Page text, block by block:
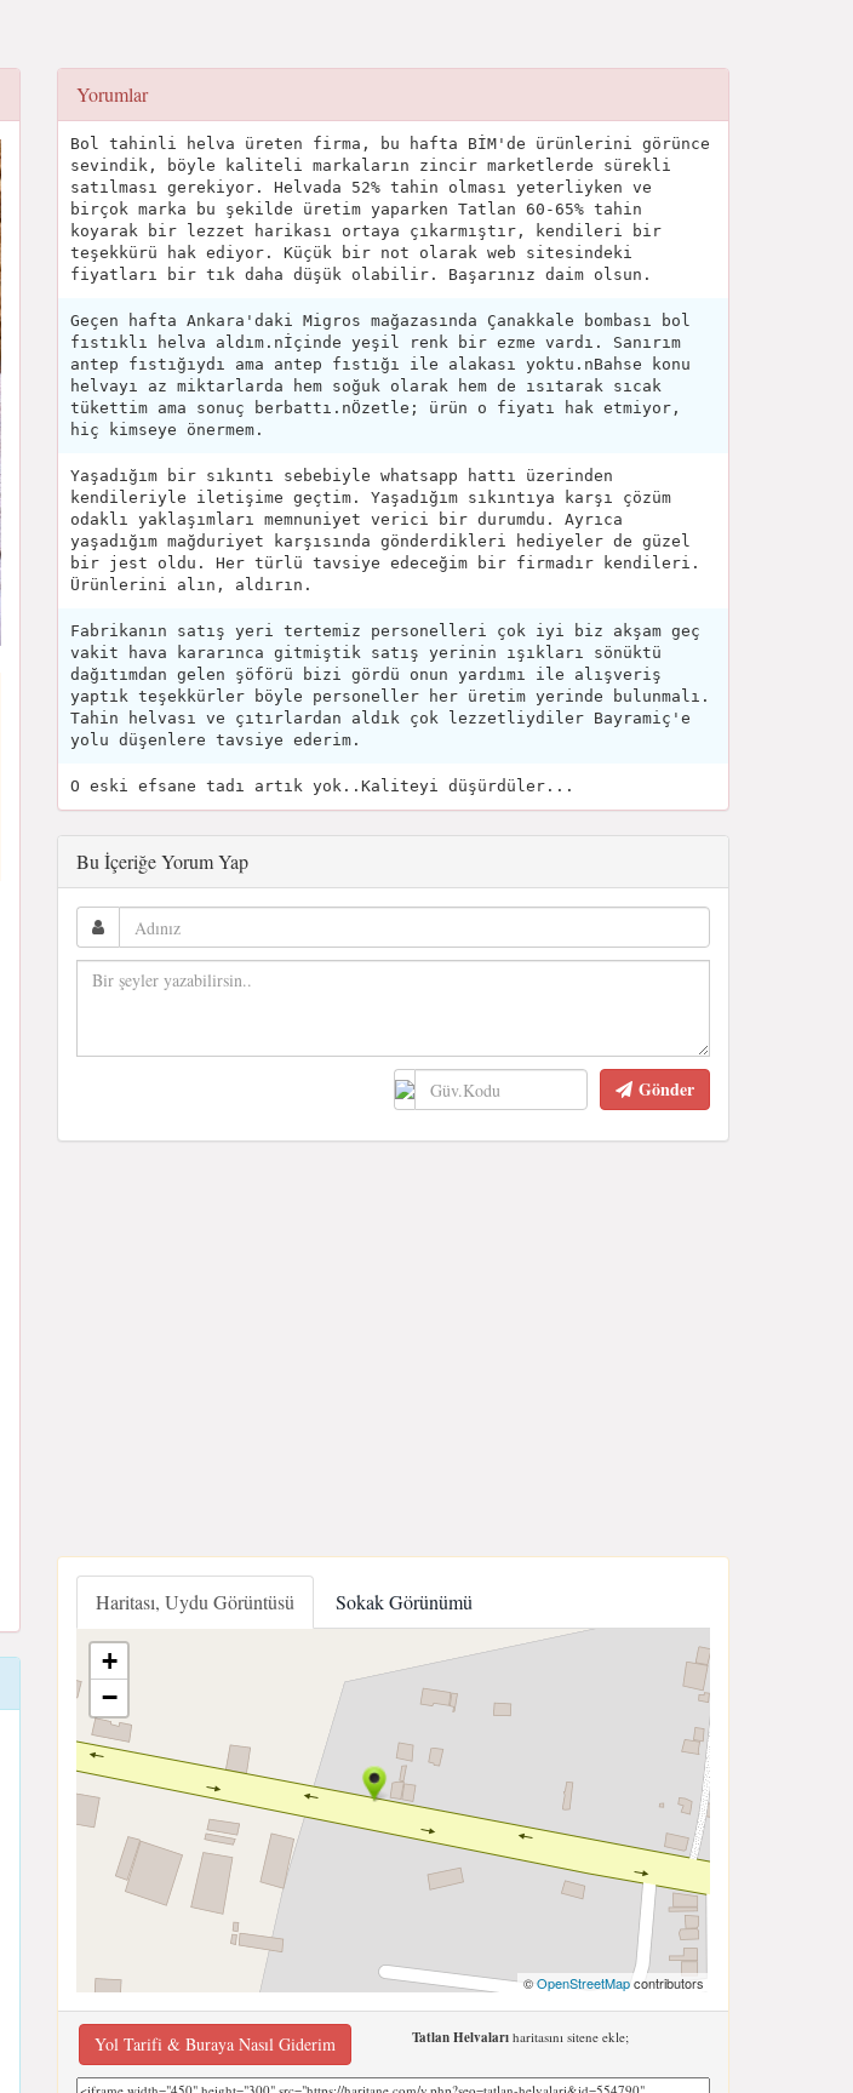
Yorumlar
Bol tahinli helva üreten firma, bu hafta BİM'de ürünlerini görünce
sevindik, böyle kaliteli markaların zincir marketlerde sürekli
satılması gerekiyor. Helvada 52% tahin olması yeterliyken ve
birçok marka bu şekilde üretim yaparken Tatlan 60-65% tahin
koyarak bir lezzet harikası ortaya çıkarmıştır, kendileri bir
teşekkürü hak ediyor. Küçük bir not olarak web sitesindeki
fiyatları bir tık daha düşük olabilir. Başarınız daim olsun.
Geçen hafta Ankara'daki Migros mağazasında Çanakkale bombası bol
fıstıklı helva aldım.nİçinde yeşil renk bir ezme vardı. Sanırım
antep fıstığıydı ama antep fıstığı ile alakası yoktu.nBahse konu
helvayı az miktarlarda hem soğuk olarak hem de ısıtarak sıcak
tükettim ama sonuç berbattı.nÖzetle; ürün o fiyatı hak etmiyor,
hiç kimseye önermem.
Yaşadığım bir sıkıntı sebebiyle whatsapp hattı üzerinden
kendileriyle iletişime geçtim. Yaşadığım sıkıntıya karşı çözüm
odaklı yaklaşımları memnuniyet verici bir durumdu. Ayrıca
yaşadığım mağduriyet karşısında gönderdikleri hediyeler de güzel
bir jest oldu. Her türlü tavsiye edeceğim bir firmadır kendileri.
Ürünlerini alın, aldırın.
Fabrikanın satış yeri tertemiz personelleri çok iyi biz akşam geç
vakit hava kararınca gitmiştik satış yerinin ışıkları sönüktü
dağıtımdan gelen şöförü bizi gördü onun yardımı ile alışveriş
yaptık teşekkürler böyle personeller her üretim yerinde bulunmalı.
Tahin helvası ve çıtırlardan aldık çok lezzetliydiler Bayramiç'e
yolu düşenlere tavsiye ederim.
O eski efsane tadı artık yok..Kaliteyi düşürdüler...
Bu İçeriğe Yorum Yap
Gönder
Haritası, Uydu Görüntüsü Sokak Görünümü
+
−
©OpenStreetMapcontributors
Yol Tarifi & Buraya Nasıl Giderim Tatlan Helvalarıharitasını sitene ekle;